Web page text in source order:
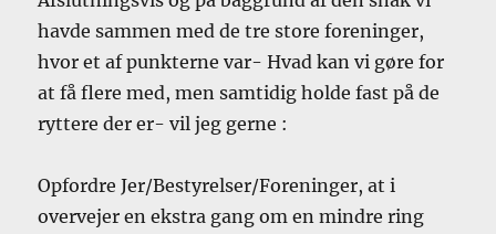
havde sammen med de tre store foreninger,
hvor et af punkterne var- Hvad kan vi gøre for
at få flere med, men samtidig holde fast på de
ryttere der er- vil jeg gerne :
Opfordre Jer/Bestyrelser/Foreninger, at i
overvejer en ekstra gang om en mindre ring